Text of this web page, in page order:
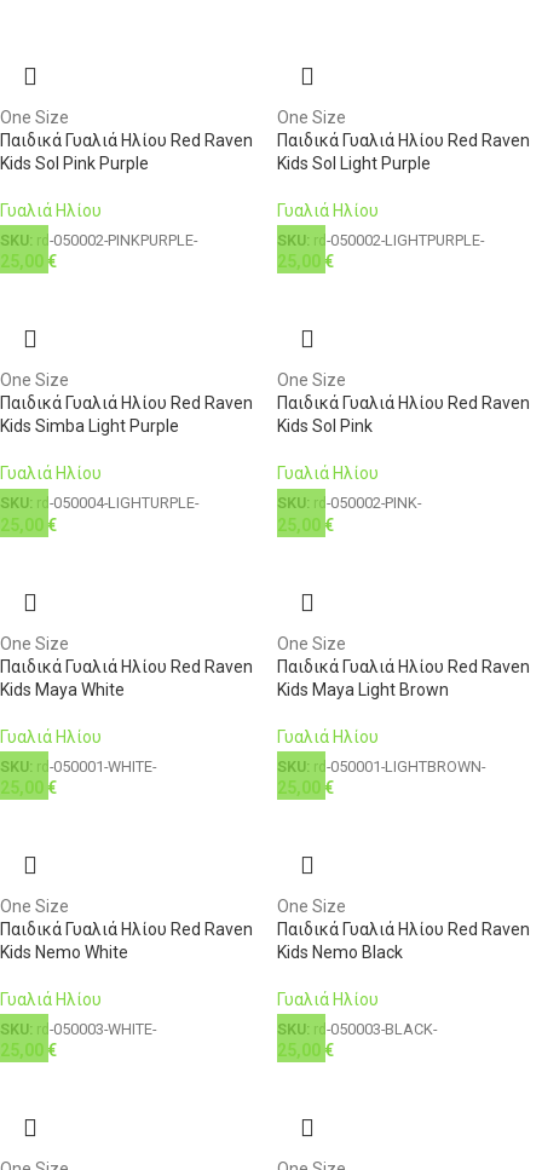
One Size
Παιδικά Γυαλιά Ηλίου Red Raven
Kids Sol Pink Purple
Γυαλιά Ηλίου
SKU: rd-050002-PINKPURPLE-
25,00 €
One Size
Παιδικά Γυαλιά Ηλίου Red Raven
Kids Sol Light Purple
Γυαλιά Ηλίου
SKU: rd-050002-LIGHTPURPLE-
25,00 €
One Size
Παιδικά Γυαλιά Ηλίου Red Raven
Kids Simba Light Purple
Γυαλιά Ηλίου
SKU: rd-050004-LIGHTURPLE-
25,00 €
One Size
Παιδικά Γυαλιά Ηλίου Red Raven
Kids Sol Pink
Γυαλιά Ηλίου
SKU: rd-050002-PINK-
25,00 €
One Size
Παιδικά Γυαλιά Ηλίου Red Raven
Kids Maya White
Γυαλιά Ηλίου
SKU: rd-050001-WHITE-
25,00 €
One Size
Παιδικά Γυαλιά Ηλίου Red Raven
Kids Maya Light Brown
Γυαλιά Ηλίου
SKU: rd-050001-LIGHTBROWN-
25,00 €
One Size
Παιδικά Γυαλιά Ηλίου Red Raven
Kids Nemo White
Γυαλιά Ηλίου
SKU: rd-050003-WHITE-
25,00 €
One Size
Παιδικά Γυαλιά Ηλίου Red Raven
Kids Nemo Black
Γυαλιά Ηλίου
SKU: rd-050003-BLACK-
25,00 €